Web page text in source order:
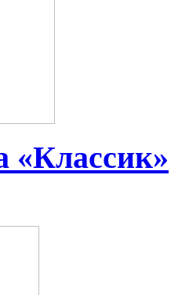
«Классик»